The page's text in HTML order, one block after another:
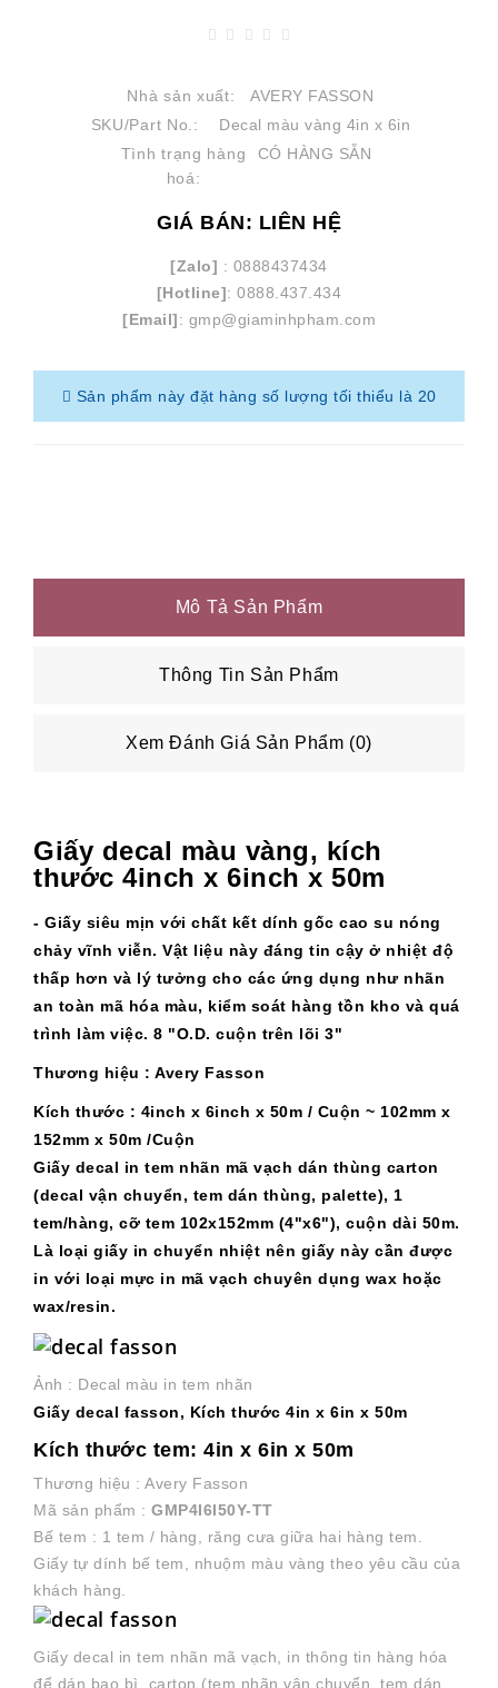
Nhà sản xuất:
AVERY FASSON
SKU/Part No.:
Decal màu vàng 4in x 6in
Tình trạng hàng
hoá:
CÓ HÀNG SẴN
GIÁ BÁN: LIÊN HỆ
[Zalo] : 0888437434
[Hotline]: 0888.437.434
[Email]: gmp@giaminhpham.com
Sản phẩm này đặt hàng số lượng tối thiểu là 20
Mô Tả Sản Phẩm
Thông Tin Sản Phẩm
Xem Đánh Giá Sản Phẩm (0)
Giấy decal màu vàng, kích
thước 4inch x 6inch x 50m
- Giấy siêu mịn với chất kết dính gốc cao su nóng
chảy vĩnh viễn. Vật liệu này đáng tin cậy ở nhiệt độ
thấp hơn và lý tưởng cho các ứng dụng như nhãn
an toàn mã hóa màu, kiểm soát hàng tồn kho và quá
trình làm việc. 8 "O.D. cuộn trên lõi 3"
Thương hiệu : Avery Fasson
Kích thước : 4inch x 6inch x 50m / Cuộn ~ 102mm x
152mm x 50m /Cuộn
Giấy decal in tem nhãn mã vạch dán thùng carton
(decal vận chuyển, tem dán thùng, palette), 1
tem/hàng, cỡ tem 102x152mm (4"x6"), cuộn dài 50m.
Là loại giấy in chuyển nhiệt nên giấy này cần được
in với loại mực in mã vạch chuyên dụng wax hoặc
wax/resin.
Ảnh : Decal màu in tem nhãn
Giấy decal fasson, Kích thước 4in x 6in x 50m
Kích thước tem: 4in x 6in x 50m
Thương hiệu : Avery Fasson
Mã sản phẩm : GMP4I6I50Y-TT
Bế tem : 1 tem / hàng, răng cưa giữa hai hàng tem.
Giấy tự dính bế tem, nhuộm màu vàng theo yêu cầu của
khách hàng.
Giấy decal in tem nhãn mã vạch, in thông tin hàng hóa
để dán bao bì, carton (tem nhãn vận chuyển, tem dán